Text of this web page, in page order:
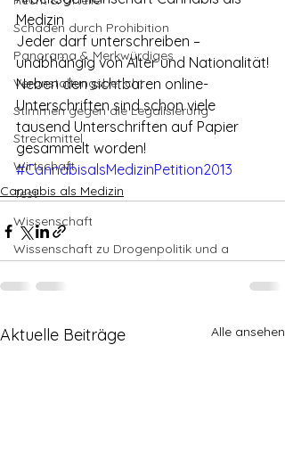
Schäden durch Prohibition
Panorama & Merkwürdiges
Veranstaltungsbericht
Stimmen gegen die Legalisierung
Streckmittel
Wirtschaft
Test
Wissenschaft
Wissenschaft zu Drogenpolitik und a
Medizin
Jeder darf unterschreiben –
unabhängig von Alter und Nationalität!
Neben den sichtbaren online-
Unterschriften sind schon viele
tausend Unterschriften auf Papier
gesammelt worden!
#CannabisalsMedizinPetition2013
Cannabis als Medizin
Aktuelle Beiträge Alle ansehen